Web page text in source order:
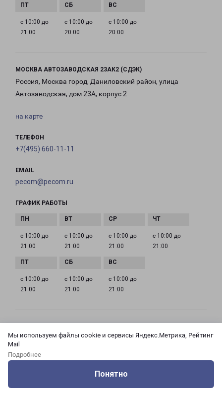
Мы используем файлы cookie и сервисы Яндекс.Метрика, Рейтинг
Mail
Подробнее
Понятно
с 10:00 до
21:00
с 10:00 до
20:00
с 10:00 до
20:00
МОСКВА АВТОЗАВОДСКАЯ 23АК2 (СДЭК)
Россия, Москва город, Даниловский район, улица
Автозаводская, дом 23А, корпус 2
на карте
ТЕЛЕФОН
+7(495) 660-11-11
EMAIL
pecom@pecom.ru
ГРАФИК РАБОТЫ
с 10:00 до
21:00
с 10:00 до
21:00
с 10:00 до
21:00
с 10:00 до
21:00
с 10:00 до
21:00
с 10:00 до
21:00
с 10:00 до
21:00
Россия, Москва город, Зюзино район, улица
Азовская, дом 24, корпус 3